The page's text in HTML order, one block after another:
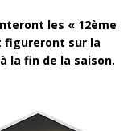
les « 12ème
figureront sur la
la fin de la saison.